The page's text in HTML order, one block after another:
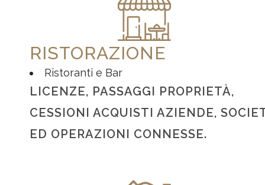
RISTORAZIONE
Ristoranti e Bar
LICENZE, PASSAGGI PROPRIETÀ,
CESSIONI ACQUISTI AZIENDE,
ED OPERAZIONI CONNESSE.